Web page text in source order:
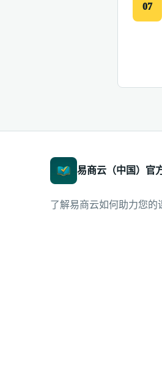
07
易商云（中国）官
了解易商云如何助力您的